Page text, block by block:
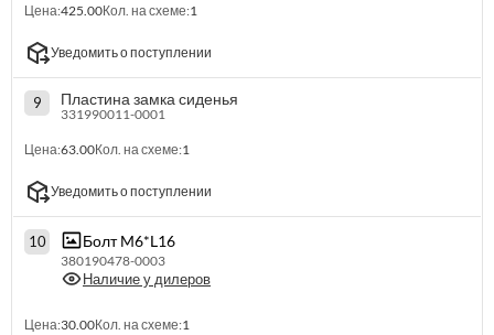
Цена:425.00Кол. на схеме:1
Уведомить о поступлении
9 Пластина замка сиденья
331990011-0001
Цена:63.00Кол. на схеме:1
Уведомить о поступлении
10 Болт M6*L16
380190478-0003
Наличие у дилеров
Цена:30.00Кол. на схеме:1